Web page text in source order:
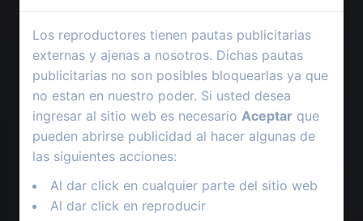
Los reproductores tienen pautas publicitarias
externas y ajenas a nosotros. Dichas pautas
publicitarias no son posibles bloquearlas ya que
no estan en nuestro poder. Si usted desea
ingresar al sitio web es necesario Aceptar que
pueden abrirse publicidad al hacer algunas de
las siguientes acciones:
Al dar click en cualquier parte del sitio web
Al dar click en reproducir